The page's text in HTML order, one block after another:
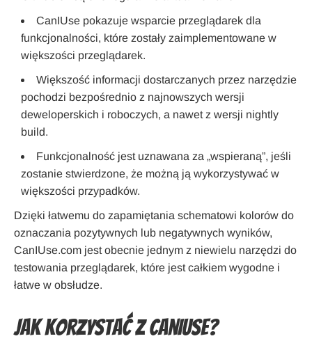
CanIUse pokazuje wsparcie przeglądarek dla
funkcjonalności, które zostały zaimplementowane w
większości przeglądarek.
Większość informacji dostarczanych przez narzędzie
pochodzi bezpośrednio z najnowszych wersji
deweloperskich i roboczych, a nawet z wersji nightly
build.
Funkcjonalność jest uznawana za „wspieraną”, jeśli
zostanie stwierdzone, że możną ją wykorzystywać w
większości przypadków.
Dzięki łatwemu do zapamiętania schematowi kolorów do
oznaczania pozytywnych lub negatywnych wyników,
CanIUse.com jest obecnie jednym z niewielu narzędzi do
testowania przeglądarek, które jest całkiem wygodne i
łatwe w obsłudze.
Jak korzystać z CanIUse?